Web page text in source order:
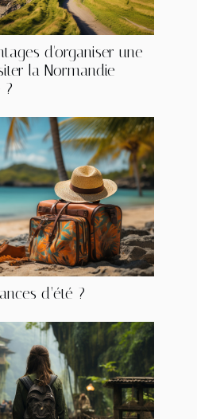
d'organiser une
la Normandie
?
d’été ?